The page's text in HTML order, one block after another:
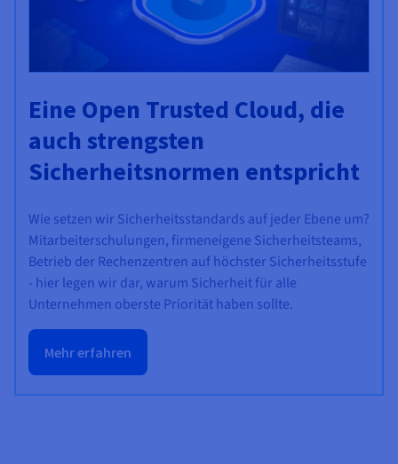
Eine Open Trusted Cloud, die
auch strengsten
Sicherheitsnormen entspricht
Wie setzen wir Sicherheitsstandards auf jeder Ebene um?
Mitarbeiterschulungen, firmeneigene Sicherheitsteams,
Betrieb der Rechenzentren auf höchster Sicherheitsstufe
- hier legen wir dar, warum Sicherheit für alle
Unternehmen oberste Priorität haben sollte.
Mehr erfahren